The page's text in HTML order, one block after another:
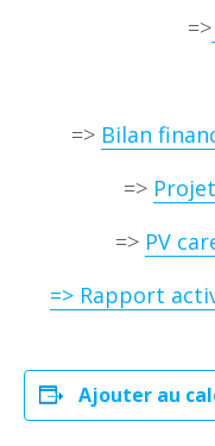
=>
=> Bilan
=>
=> PV
=> Rapport
Ajouter au